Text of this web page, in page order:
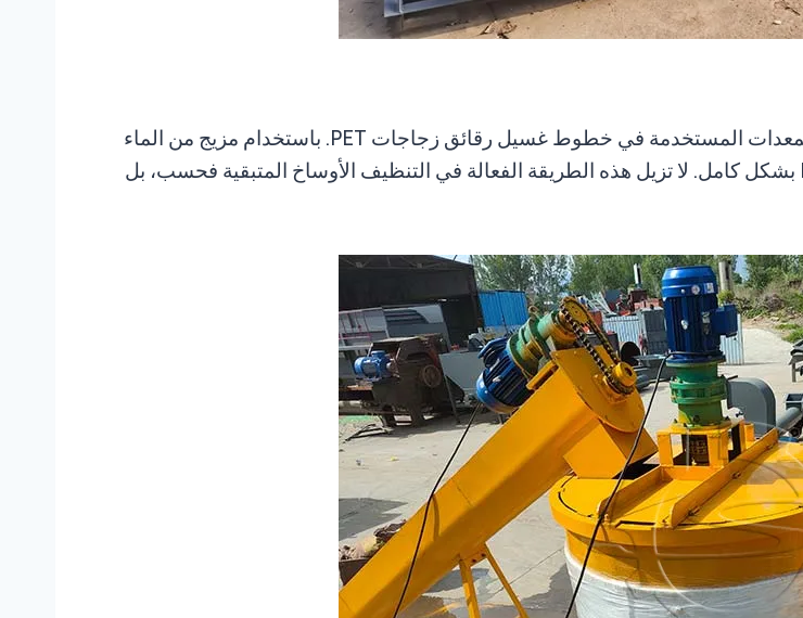
تعتبر آلة غسيل رقائق PET الساخنة من شركة شولي واحدة من أهم المعدات المستخدمة في خطوط غسيل رقائق زجاجات PET. باستخدام مزيج من الماء
الساخن والمنظف، يمكن للمعدات تنظيف وتعقيم رقائق زجاجات PET بشكل كامل. لا تزيل هذه الطريقة الفعالة في التنظيف الأوساخ المتبقية فحسب، بل